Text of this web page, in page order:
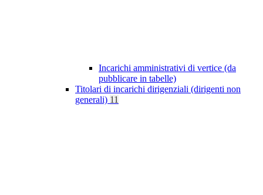
Incarichi amministrativi di vertice (da
pubblicare in tabelle)
Titolari di incarichi dirigenziali (dirigenti non
generali) 11